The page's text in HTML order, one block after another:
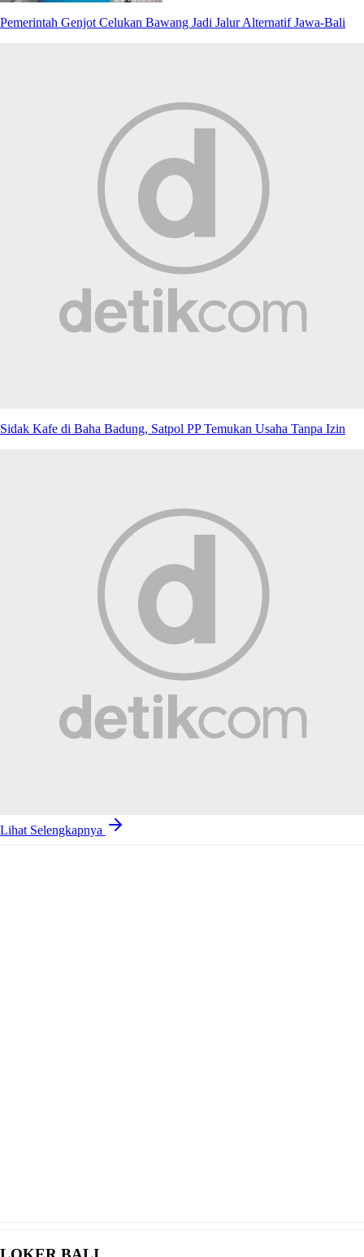
Pemerintah Genjot Celukan Bawang Jadi Jalur Alternatif Jawa-Bali
Sidak Kafe di Baha Badung, Satpol PP Temukan Usaha Tanpa Izin
Lihat Selengkapnya